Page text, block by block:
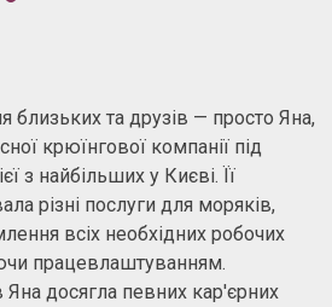
близьких та друзів — просто Яна,
крюїнгової компанії під
з найбільших у Києві. Її
різні послуги для моряків,
всіх необхідних робочих
працевлаштуванням.
Яна досягла певних кар'єрних